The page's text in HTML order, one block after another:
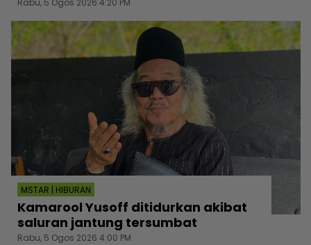
MSTAR | HIBURAN
Kamarool Yusoff ditidurkan akibat
saluran jantung tersumbat
Rabu, 5 Ogos 2026 4:00 PM